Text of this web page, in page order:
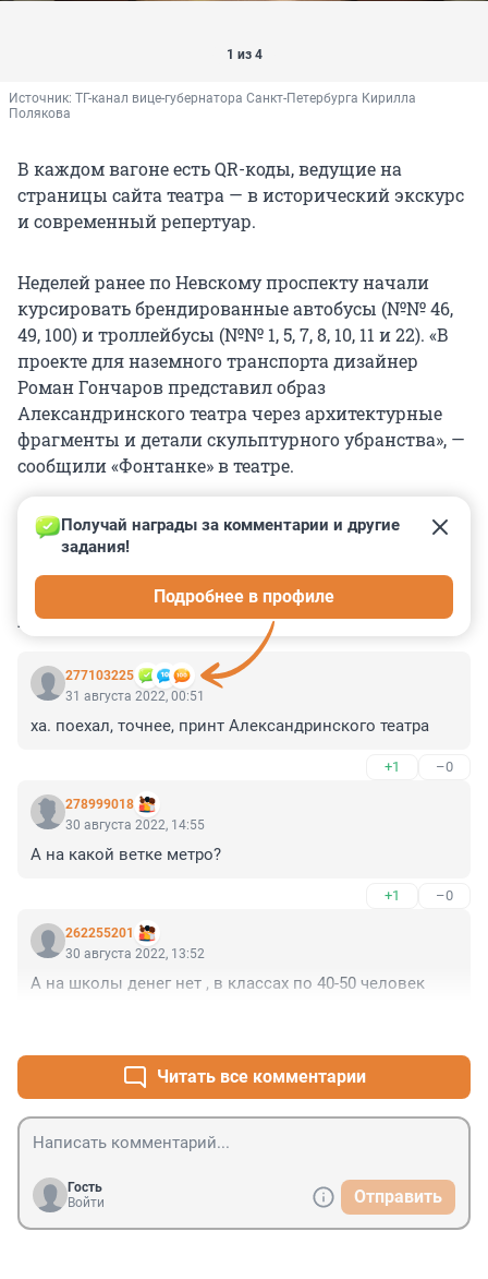
1 из 4
Источник: ТГ-канал вице-губернатора Санкт-Петербурга Кирилла
Полякова
В каждом вагоне есть QR-коды, ведущие на
страницы сайта театра — в исторический экскурс
и современный репертуар.
Неделей ранее по Невскому проспекту начали
курсировать брендированные автобусы (№№ 46,
49, 100) и троллейбусы (№№ 1, 5, 7, 8, 10, 11 и 22). «В
проекте для наземного транспорта дизайнер
Роман Гончаров представил образ
Александринского театра через архитектурные
фрагменты и детали скульптурного убранства», —
сообщили «Фонтанке» в театре.
КОММЕНТАРИИ 5
277103225
Получай награды за комментарии и другие
задания!
Подробнее в профиле
31 августа 2022, 00:51
ха. поехал, точнее, принт Александринского театра
+1 –0
278999018
30 августа 2022, 14:55
А на какой ветке метро?
+1 –0
262255201
30 августа 2022, 13:52
А на школы денег нет , в классах по 40-50 человек
Читать все комментарии
Гость
Войти
Отправить